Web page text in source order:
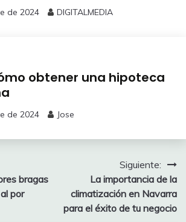
de 2024 DIGITALMEDIA
obtener una hipoteca
de 2024 Jose
bragas
por
Siguiente:
La importancia de la
climatización en Navarra
para el éxito de tu negocio